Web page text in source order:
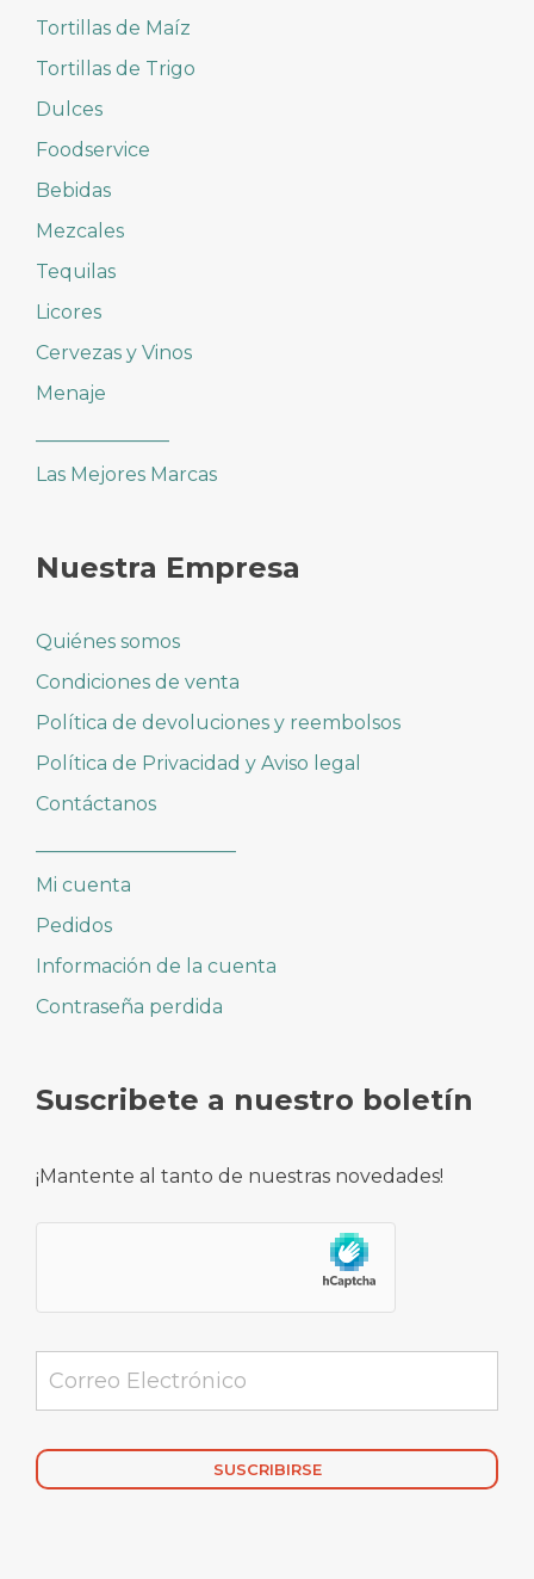
Tortillas de Maíz
Tortillas de Trigo
Dulces
Foodservice
Bebidas
Mezcales
Tequilas
Licores
Cervezas y Vinos
Menaje
Las Mejores Marcas
Nuestra Empresa
Quiénes somos
Condiciones de venta
Política de devoluciones y reembolsos
Política de Privacidad y Aviso legal
Contáctanos
Mi cuenta
Pedidos
Información de la cuenta
Contraseña perdida
Suscribete a nuestro boletín
¡Mantente al tanto de nuestras novedades!